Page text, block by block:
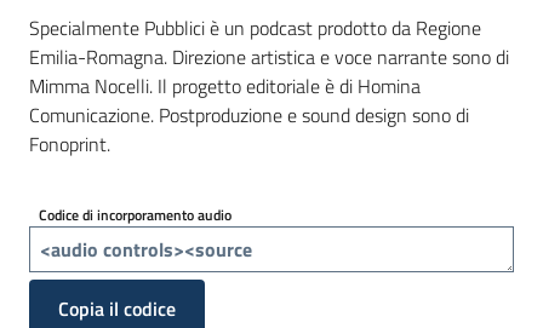
Specialmente Pubblici è un podcast prodotto da Regione
Emilia-Romagna. Direzione artistica e voce narrante sono di
Mimma Nocelli. Il progetto editoriale è di Homina
Comunicazione. Postproduzione e sound design sono di
Fonoprint.
Codice di incorporamento audio
Copia il codice